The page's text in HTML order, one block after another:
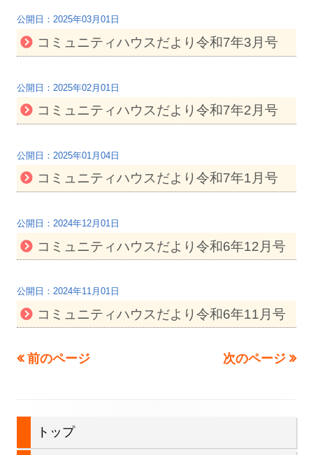
2025年03月01日
コミュニティハウスだより令和7年3月号
2025年02月01日
コミュニティハウスだより令和7年2月号
2025年01月04日
コミュニティハウスだより令和7年1月号
2024年12月01日
コミュニティハウスだより令和6年12月号
2024年11月01日
コミュニティハウスだより令和6年11月号
投前のページ 次のページ
トップ